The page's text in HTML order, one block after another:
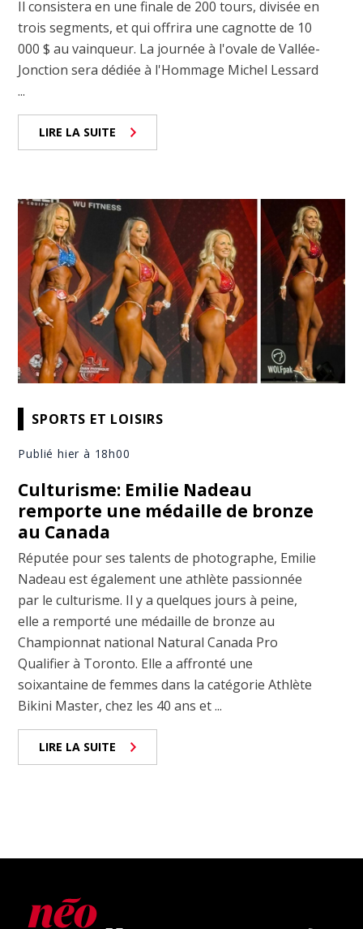
Il consistera en une finale de 200 tours, divisée en
trois segments, et qui offrira une cagnotte de 10
000 $ au vainqueur. La journée à l'ovale de Vallée-
Jonction sera dédiée à l'Hommage Michel Lessard
...
LIRE LA SUITE
SPORTS ET LOISIRS
Publié hier à 18h00
Culturisme: Emilie Nadeau
remporte une médaille de bronze
au Canada
Réputée pour ses talents de photographe, Emilie
Nadeau est également une athlète passionnée
par le culturisme. Il y a quelques jours à peine,
elle a remporté une médaille de bronze au
Championnat national Natural Canada Pro
Qualifier à Toronto. Elle a affronté une
soixantaine de femmes dans la catégorie Athlète
Bikini Master, chez les 40 ans et ...
LIRE LA SUITE